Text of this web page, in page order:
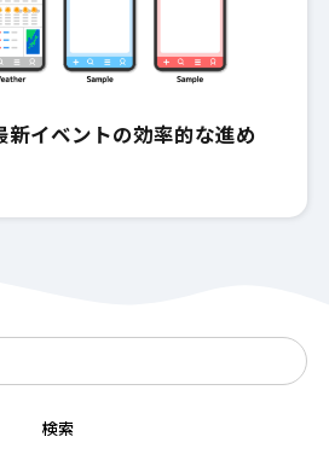
新イベントの効率的な進め
検索